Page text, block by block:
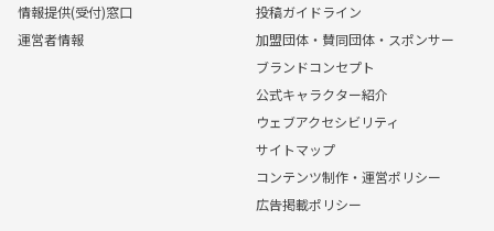
情報提供(受付)窓口
運営者情報
投稿ガイドライン
加盟団体・賛同団体・スポンサー
ブランドコンセプト
公式キャラクター紹介
ウェブアクセシビリティ
サイトマップ
コンテンツ制作・運営ポリシー
広告掲載ポリシー